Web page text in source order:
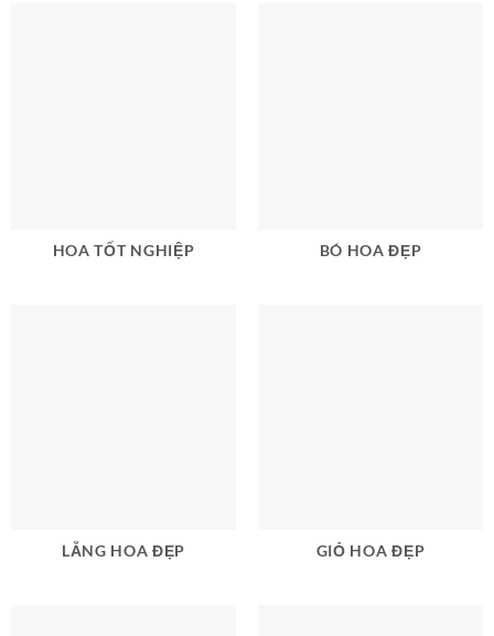
HOA TỐT NGHIỆP BÓ HOA ĐẸP
LẴNG HOA ĐẸP GIỎ HOA ĐẸP